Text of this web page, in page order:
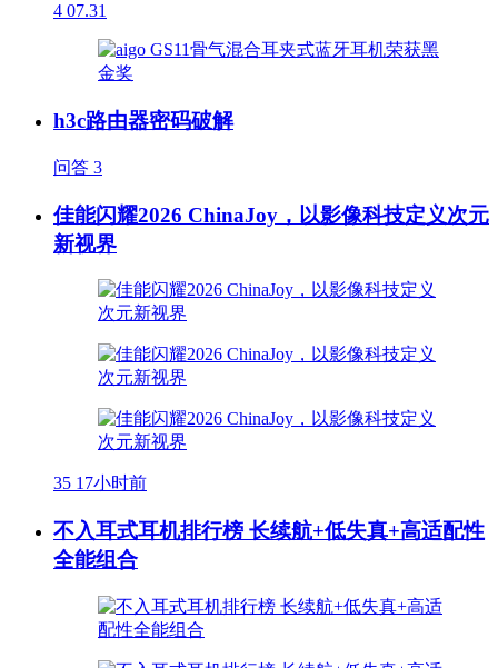
4 07.31
h3c路由器密码破解
问答 3
佳能闪耀2026 ChinaJoy，以影像科技定义次元
新视界
35 17小时前
不入耳式耳机排行榜 长续航+低失真+高适配性
全能组合